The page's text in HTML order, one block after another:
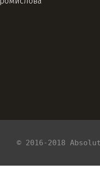
© 2016-2018